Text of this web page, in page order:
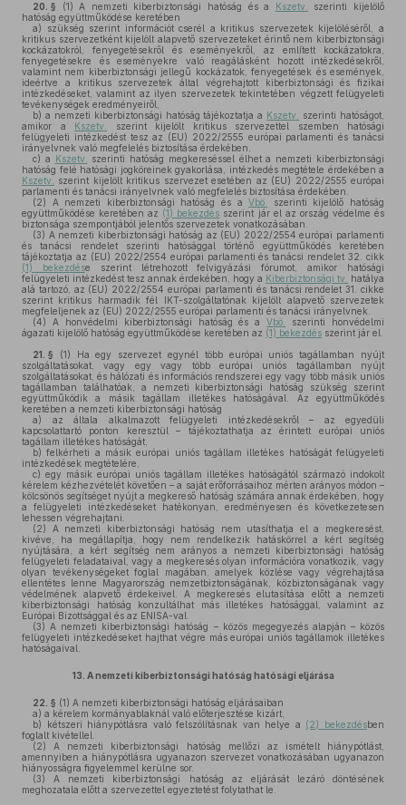
20. § (1) A nemzeti kiberbiztonsági hatóság és a Kszetv.
szerinti kijelölő
hatóság együttműködése keretében
a) szükség szerint információt cserél a kritikus szervezetek kijelöléséről, a
kritikus szervezetként kijelölt alapvető szervezeteket érintő nem kiberbiztonsági
kockázatokról, fenyegetésekről és eseményekről, az említett kockázatokra,
fenyegetésekre és eseményekre való reagálásként hozott intézkedésekről,
valamint nem kiberbiztonsági jellegű kockázatok, fenyegetések és események,
ideértve a kritikus szervezetek által végrehajtott kiberbiztonsági és fizikai
intézkedéseket, valamint az ilyen szervezetek tekintetében végzett felügyeleti
tevékenységek eredményeiről,
b) a nemzeti kiberbiztonsági hatóság tájékoztatja a Kszetv.
szerinti hatóságot,
amikor a Kszetv.
szerint kijelölt kritikus szervezettel szemben hatósági
felügyeleti intézkedést tesz az (EU) 2022/2555 európai parlamenti és tanácsi
irányelvnek való megfelelés biztosítása érdekében,
c) a Kszetv.
szerinti hatóság megkereséssel élhet a nemzeti kiberbiztonsági
hatóság felé hatósági jogköreinek gyakorlása, intézkedés megtétele érdekében a
Kszetv.
szerint kijelölt kritikus szervezet esetében az (EU) 2022/2555 európai
parlamenti és tanácsi irányelvnek való megfelelés biztosítása érdekében.
(2) A nemzeti kiberbiztonsági hatóság és aVbö.
szerinti kijelölő hatóság
együttműködése keretében az (1) bekezdés szerint jár el az ország védelme és
biztonsága szempontjából jelentős szervezetek vonatkozásában.
(3) A nemzeti kiberbiztonsági hatóság az (EU) 2022/2554 európai parlamenti
és tanácsi rendelet szerinti hatósággal történő együttműködés keretében
tájékoztatja az (EU) 2022/2554 európai parlamenti és tanácsi rendelet 32. cikk
(1) bekezdése szerint létrehozott felvigyázási fórumot, amikor hatósági
felügyeleti intézkedést tesz annak érdekében, hogy a Kiberbiztonsági tv.
hatálya
alá tartozó, az (EU) 2022/2554 európai parlamenti és tanácsi rendelet 31. cikke
szerint kritikus harmadik fél IKT-szolgáltatónak kijelölt alapvető szervezetek
megfeleljenek az (EU) 2022/2555 európai parlamenti és tanácsi irányelvnek.
(4) A honvédelmi kiberbiztonsági hatóság és aVbö.
szerinti honvédelmi
ágazati kijelölő hatóság együttműködése keretében az (1) bekezdés szerint jár el.
21. § (1) Ha egy szervezet egynél több európai uniós tagállamban nyújt
szolgáltatásokat, vagy egy vagy több európai uniós tagállamban nyújt
szolgáltatásokat, és hálózati és információs rendszerei egy vagy több másik uniós
tagállamban találhatóak, a nemzeti kiberbiztonsági hatóság szükség szerint
együttműködik a másik tagállam illetékes hatóságával. Az együttműködés
keretében a nemzeti kiberbiztonsági hatóság
a) az általa alkalmazott felügyeleti intézkedésekről – az egyedüli
kapcsolattartó ponton keresztül – tájékoztathatja az érintett európai uniós
tagállam illetékes hatóságát,
b) felkérheti a másik európai uniós tagállam illetékes hatóságát felügyeleti
intézkedések megtételére,
c) egy másik európai uniós tagállam illetékes hatóságától származó indokolt
kérelem kézhezvételét követően – a saját erőforrásaihoz mérten arányos módon –
kölcsönös segítséget nyújt a megkereső hatóság számára annak érdekében, hogy
a felügyeleti intézkedéseket hatékonyan, eredményesen és következetesen
lehessen végrehajtani.
(2) A nemzeti kiberbiztonsági hatóság nem utasíthatja el a megkeresést,
kivéve, ha megállapítja, hogy nem rendelkezik hatáskörrel a kért segítség
nyújtására, a kért segítség nem arányos a nemzeti kiberbiztonsági hatóság
felügyeleti feladataival, vagy a megkeresés olyan információra vonatkozik, vagy
olyan tevékenységeket foglal magában, amelyek közlése vagy végrehajtása
ellentétes lenne Magyarország nemzetbiztonságának, közbiztonságának vagy
védelmének alapvető érdekeivel. A megkeresés elutasítása előtt a nemzeti
kiberbiztonsági hatóság konzultálhat más illetékes hatósággal, valamint az
Európai Bizottsággal és az ENISA-val.
(3) A nemzeti kiberbiztonsági hatóság – közös megegyezés alapján – közös
felügyeleti intézkedéseket hajthat végre más európai uniós tagállamok illetékes
hatóságaival.
13. A nemzeti kiberbiztonsági hatóság hatósági eljárása
22. § (1) A nemzeti kiberbiztonsági hatóság eljárásaiban
a) a kérelem kormányablaknál való előterjesztése kizárt,
b) kétszeri hiánypótlásra való felszólításnak van helye a (2) bekezdésben
foglalt kivétellel.
(2) A nemzeti kiberbiztonsági hatóság mellőzi az ismételt hiánypótlást,
amennyiben a hiánypótlásra ugyanazon szervezet vonatkozásában ugyanazon
hiányosságra figyelemmel kerülne sor.
(3) A nemzeti kiberbiztonsági hatóság az eljárását lezáró döntésének
meghozatala előtt a szervezettel egyeztetést folytathat le.